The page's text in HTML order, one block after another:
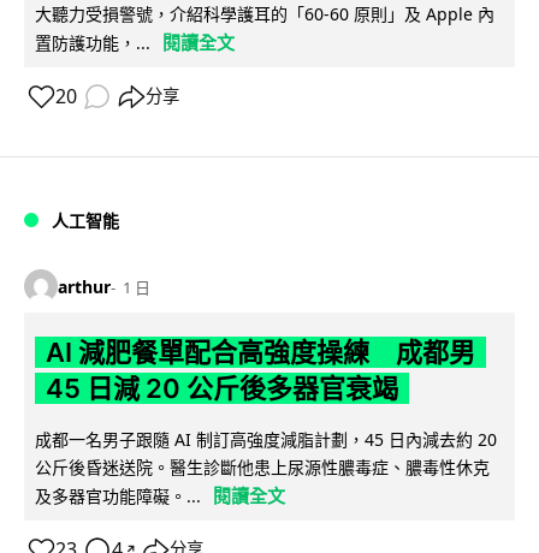
大聽力受損警號，介紹科學護耳的「60-60 原則」及 Apple 內
置防護功能，...
閱讀全文
20 分享
人工智能
arthur 1 日
AI 減肥餐單配合高強度操練 成都男
45 日減 20 公斤後多器官衰竭
成都一名男子跟隨 AI 制訂高強度減脂計劃，45 日內減去約 20
公斤後昏迷送院。醫生診斷他患上尿源性膿毒症、膿毒性休克
及多器官功能障礙。...
閱讀全文
↗